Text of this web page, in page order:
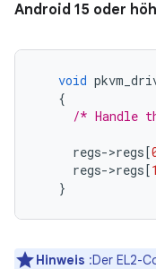
Android 15 oder
void
{
/* Handle
regs->regs[
regs->regs[1
}
Hinweis :Der EL2-